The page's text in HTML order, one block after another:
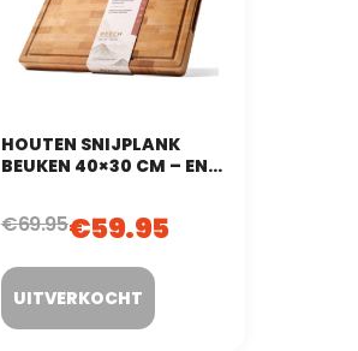
HOUTEN SNIJPLANK
BEUKEN 40×30 CM – END
€69.95€59.95